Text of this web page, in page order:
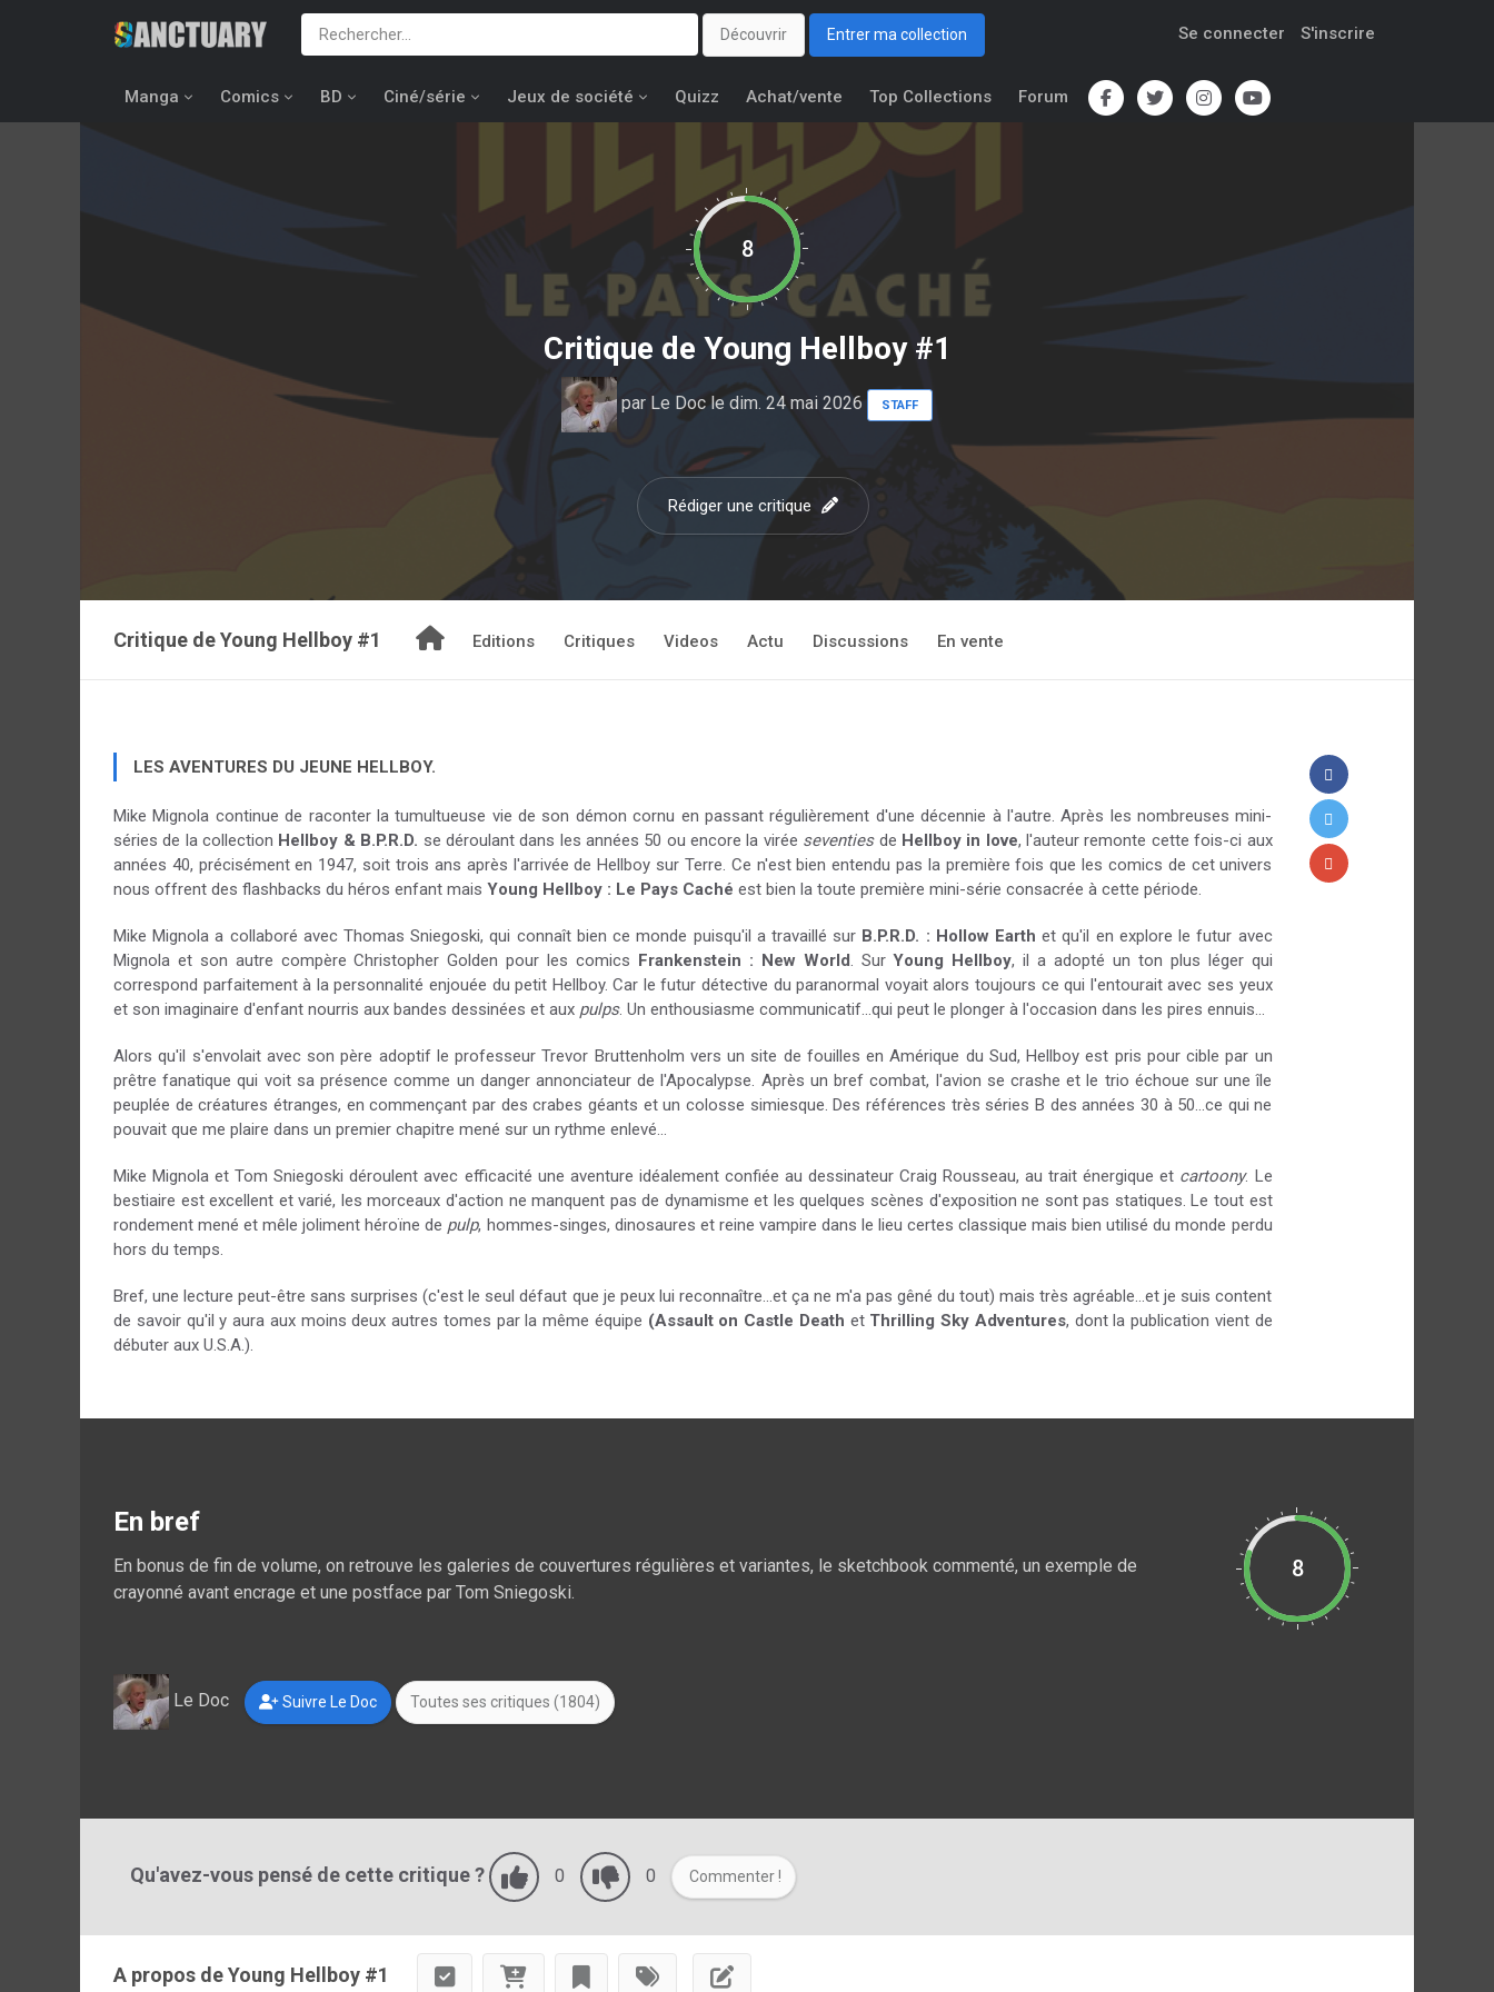
Découvrir Entrer ma collection Se connecter S'inscrire
Manga Comics BD Ciné/série Jeux de société Quizz Achat/vente Top Collections Forum
8
Critique de Young Hellboy #1
par Le Docle dim. 24 mai 2026 STAFF
Rédiger une critique
Critique deYoung Hellboy #1 Editions Critiques Videos Actu Discussions En vente
LES AVENTURES DU JEUNE HELLBOY.
Mike Mignola continue de raconter la tumultueuse vie de son démon cornu en passant régulièrement d'une décennie à l'autre. Après les nombreuses mini-
séries de la collection Hellboy & B.P.R.D. se déroulant dans les années 50 ou encore la virée seventiesde Hellboy in love, l'auteur remonte cette fois-ci aux
années 40, précisément en 1947, soit trois ans après l'arrivée de Hellboy sur Terre. Ce n'est bien entendu pas la première fois que les comics de cet univers
nous offrent des flashbacks du héros enfant mais Young Hellboy : Le Pays Caché est bien la toute première mini-série consacrée à cette période.
Mike Mignola a collaboré avec Thomas Sniegoski, qui connaît bien ce monde puisqu'il a travaillé sur B.P.R.D. : Hollow Earth et qu'il en explore le futur avec
Mignola et son autre compère Christopher Golden pour les comics Frankenstein : New World. SurYoung Hellboy, il a adopté un ton plus léger qui
correspond parfaitement à la personnalité enjouée du petit Hellboy. Car le futur détective du paranormal voyait alors toujours ce qui l'entourait avec ses yeux
et son imaginaire d'enfant nourris aux bandes dessinées et aux pulps. Un enthousiasme communicatif...qui peut le plonger à l'occasion dans les pires ennuis...
Alors qu'il s'envolait avec son père adoptif le professeur Trevor Bruttenholm vers un site de fouilles en Amérique du Sud, Hellboy est pris pour cible par un
prêtre fanatique qui voit sa présence comme un danger annonciateur de l'Apocalypse. Après un bref combat, l'avion se crashe et le trio échoue sur une île
peuplée de créatures étranges, en commençant par des crabes géants et un colosse simiesque. Des références très séries B des années 30 à 50...ce qui ne
pouvait que me plaire dans un premier chapitre mené sur un rythme enlevé...
Mike Mignola et Tom Sniegoski déroulent avec efficacité une aventure idéalement confiée au dessinateur Craig Rousseau, au trait énergique et cartoony. Le
bestiaire est excellent et varié, les morceaux d'action ne manquent pas de dynamisme et les quelques scènes d'exposition ne sont pas statiques. Le tout est
rondement mené et mêle joliment héroïne de pulp, hommes-singes, dinosaures et reine vampire dans le lieu certes classique mais bien utilisé du monde perdu
hors du temps.
Bref, une lecture peut-être sans surprises (c'est le seul défaut que je peux lui reconnaître...et ça ne m'a pas gêné du tout) mais très agréable...et je suis content
de savoir qu'il y aura aux moins deux autres tomes par la même équipe (Assault on Castle Death et Thrilling Sky Adventures, dont la publication vient de
débuter aux U.S.A.).
En bref
En bonus de fin de volume, on retrouve les galeries de couvertures régulières et variantes, le sketchbook commenté, un exemple de
crayonné avant encrage et une postface par Tom Sniegoski.
8
Le Doc Suivre Le Doc Toutes ses critiques (1804)
Qu'avez-vous pensé de cette critique ? 0 0 Commenter !
A propos de Young Hellboy #1